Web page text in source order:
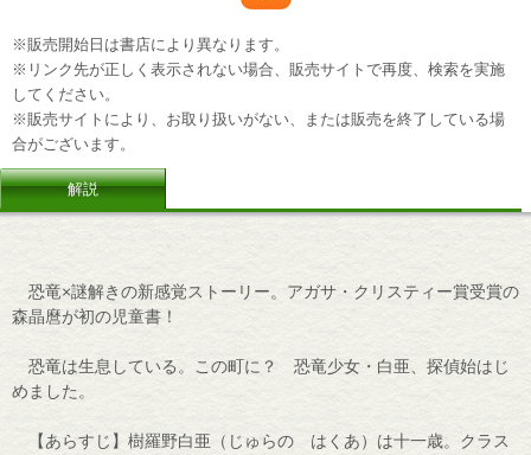
※販売開始日は書店により異なります。
※リンク先が正しく表示されない場合、販売サイトで再度、検索を実施
してください。
※販売サイトにより、お取り扱いがない、または販売を終了している場
合がございます。
解説
恐竜×謎解きの新感覚ストーリー。アガサ・クリスティー賞受賞の
森晶麿が初の児童書！
恐竜は生息している。この町に？ 恐竜少女・白亜、探偵始はじ
めました。
【あらすじ】樹羅野白亜（じゅらの はくあ）は十一歳。クラス